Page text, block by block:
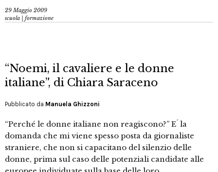
29 Maggio 2009
scuola | formazione
“Noemi, il cavaliere e le donne
italiane”, di Chiara Saraceno
Pubblicato da Manuela Ghizzoni
“Perché le donne italiane non reagiscono?” E´ la
domanda che mi viene spesso posta da giornaliste
straniere, che non si capacitano del silenzio delle
donne, prima sul caso delle potenziali candidate alle